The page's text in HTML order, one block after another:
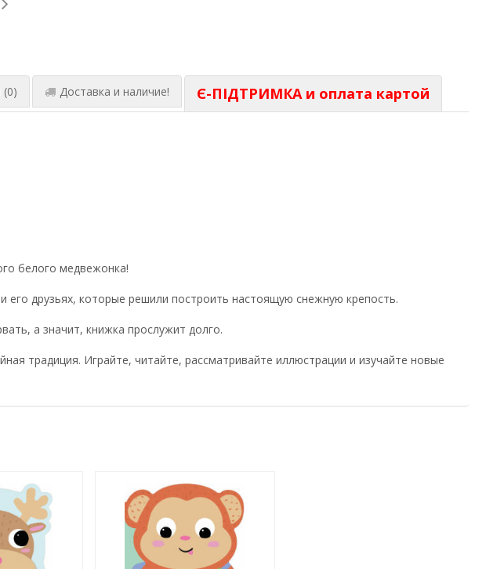
(0) Доставка и наличие! Є-ПІДТРИМКА и оплата картой
белого медвежонка!
друзьях, которые решили построить настоящую снежную крепость.
а значит, книжка прослужит долго.
традиция. Играйте, читайте, рассматривайте иллюстрации и изучайте новые